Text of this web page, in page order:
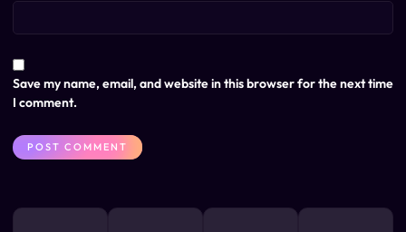
Save my name, email, and website in this browser for the next time
I comment.